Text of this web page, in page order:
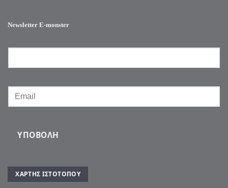
Newsletter E-monster
ΥΠΟΒΟΛΉ
ΧΆΡΤΗΣ ΙΣΤΌΤΟΠΟΥ